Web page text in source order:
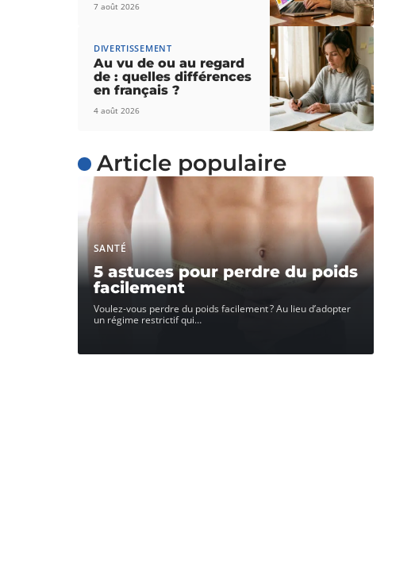
7 août 2026
DIVERTISSEMENT
Au vu de ou au regard
de : quelles différences
en français ?
4 août 2026
Article populaire
SANTÉ
5 astuces pour perdre du poids
facilement
Voulez-vous perdre du poids facilement ? Au lieu d’adopter
un régime restrictif qui…